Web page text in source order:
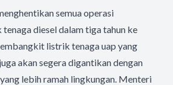
semua operasi
diesel dalam tiga tahun ke
listrik tenaga uap yang
akan segera digantikan dengan
lebih ramah lingkungan. Menteri